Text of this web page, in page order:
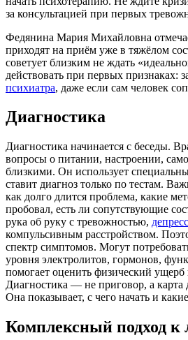
за консультацией при первых
Федянина Мария Михайловна
приходят на приём уже в тяжёлом
советует близким не ждать
действовать при первых признаках:
психиатра, даже если сам человек
Диагностика
Диагностика начинается с беседы.
вопросы о питании, настроении,
близкими. Он использует
ставит диагноз только по тестам.
как долго длится проблема, какие
пробовал, есть ли сопутствующие
рука об руку с тревожностью,
компульсивным расстройством.
спектр симптомов. Могут
уровня электролитов, гормонов,
помогает оценить физический ущерб
Диагностика — не приговор, а карта
Она показывает, с чего начать и
Комплексный подход к